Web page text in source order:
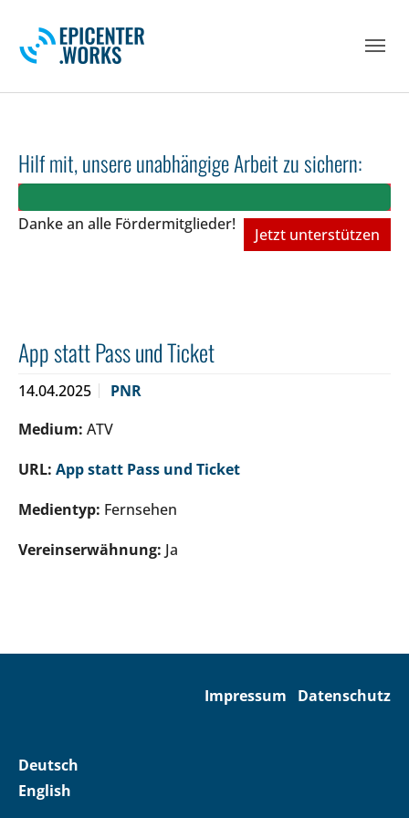
Hilf mit, unsere unabhängige Arbeit zu sichern:
Danke an alle Fördermitglieder!
Jetzt unterstützen
App statt Pass und Ticket
14.04.2025
PNR
Medium: ATV
URL: App statt Pass und Ticket
Medientyp: Fernsehen
Vereinserwähnung: Ja
Impressum Datenschutz
Deutsch
English